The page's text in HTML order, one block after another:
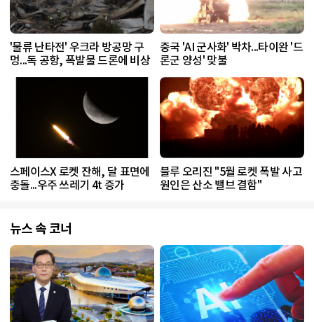
'물류 난타전' 우크라 방공망 구
멍...독 공항, 폭발물 드론에 비상
중국 'AI 군사화' 박차...타이완 '드
론군 양성' 맞불
스페이스X 로켓 잔해, 달 표면에
충돌...우주 쓰레기 4t 증가
블루 오리진 "5월 로켓 폭발 사고
원인은 산소 밸브 결함"
뉴스 속 코너